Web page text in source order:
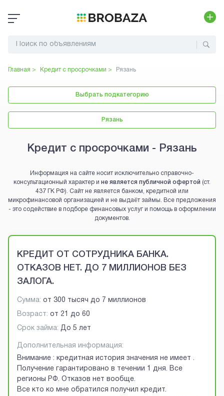
Главная > Кредит с просрочками > Рязань
Выбрать подкатегорию
Рязань
Кредит с просрочками - Рязань
Информация на сайте носит исключительно справочно-
консультационный характер и не является публичной офертой (ст.
437 ГК РФ). Сайт не является банком, кредитной или
микрофинансовой организацией и не выдаёт займы. Все предложения
- это содействие в подборе финансовых услуг и помощь в оформлении
документов.
Brobaza - VIP-объявления
КРЕДИТ ОТ СОТРУДНИКА БАНКА.
ОТКАЗОВ НЕТ. ДО 7 МИЛЛИОНОВ БЕЗ
ЗАЛОГА.
Сумма: от 300 тысяч до 7 миллионов
Возраст: от 21 до 60
Срок займа: До 5 лет
Дополнительная информация:
Внимание : кредитная история значения не имеет .
Получение гарантировано в течении 1 дня. Все
регионы РФ. Отказов нет вообще.
Все кто ко мне обратился получил кредит.